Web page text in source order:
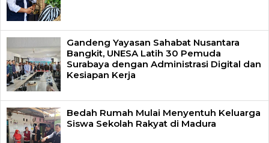
Gandeng Yayasan Sahabat Nusantara
Bangkit, UNESA Latih 30 Pemuda
Surabaya dengan Administrasi Digital dan
Kesiapan Kerja
Bedah Rumah Mulai Menyentuh Keluarga
Siswa Sekolah Rakyat di Madura